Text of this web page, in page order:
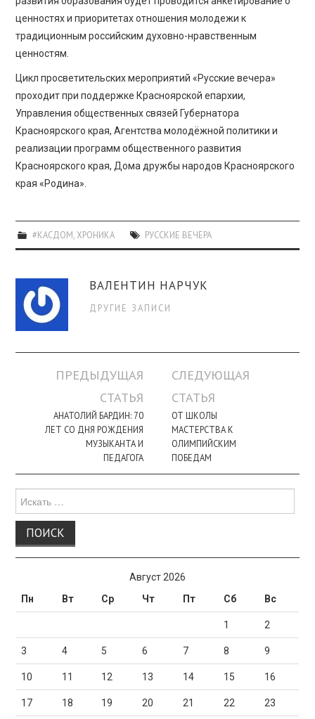
ценностях и приоритетах отношения молодежи к
традиционным российским духовно-нравственным
ценностям.
Цикл просветительских мероприятий «Русские вечера»
проходит при поддержке Красноярской епархии,
Управления общественных связей Губернатора
Красноярского края, Агентства молодёжной политики и
реализации программ общественного развития
Красноярского края, Дома дружбы народов Красноярского
края «Родина».
#КАСДОМ ХРОНИКА РУССКИЕ ВЕЧЕРА
ВАЛЕНТИН НАРЧУК
ДРУГИЕ ЗАПИСИ
Навигация
записи
ПРЕДЫДУЩАЯ
СТАТЬЯ
АНАТОЛИЙ БАРДИН: 70
ЛЕТ СО ДНЯ РОЖДЕНИЯ
МУЗЫКАНТА И
ПЕДАГОГА
СЛЕДУЮЩАЯ
СТАТЬЯ
ОТ ШКОЛЫ
МАСТЕРСТВА К
ОЛИМПИЙСКИМ
ПОБЕДАМ
для:
Август 2026
Пн
Вт Ср Чт Пт Сб Вс
1 2
3 4 5 6 7 8 9
10 11 12 13 14 15 16
17 18 19 20 21 22 23